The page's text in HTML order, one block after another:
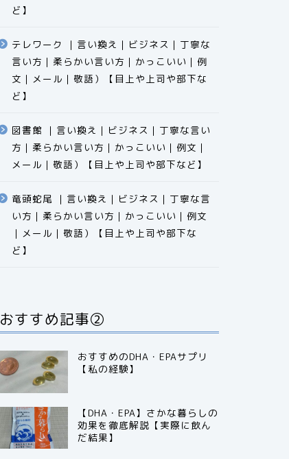
ど】​​​​​​​​​​​​​​​​
テレワーク ｜言い換え｜ビジネス｜丁寧な
言い方｜柔らかい言い方｜かっこいい｜例
文｜メール｜敬語）【目上や上司や部下な
ど】​​​​​​​​​​​​​​​​
図書館 ｜言い換え｜ビジネス｜丁寧な言い
方｜柔らかい言い方｜かっこいい｜例文｜
メール｜敬語）【目上や上司や部下など】​​​​​​​​​​​​​​​​
竜頭蛇尾 ｜言い換え｜ビジネス｜丁寧な言
い方｜柔らかい言い方｜かっこいい｜例文
｜メール｜敬語）【目上や上司や部下な
ど】​​​​​​​​​​​​​​​​
おすすめ記事②
おすすめのDHA・EPAサプリ
【私の経験】
【DHA・EPA】さかな暮らしの
効果を徹底解説【実際に飲ん
だ結果】